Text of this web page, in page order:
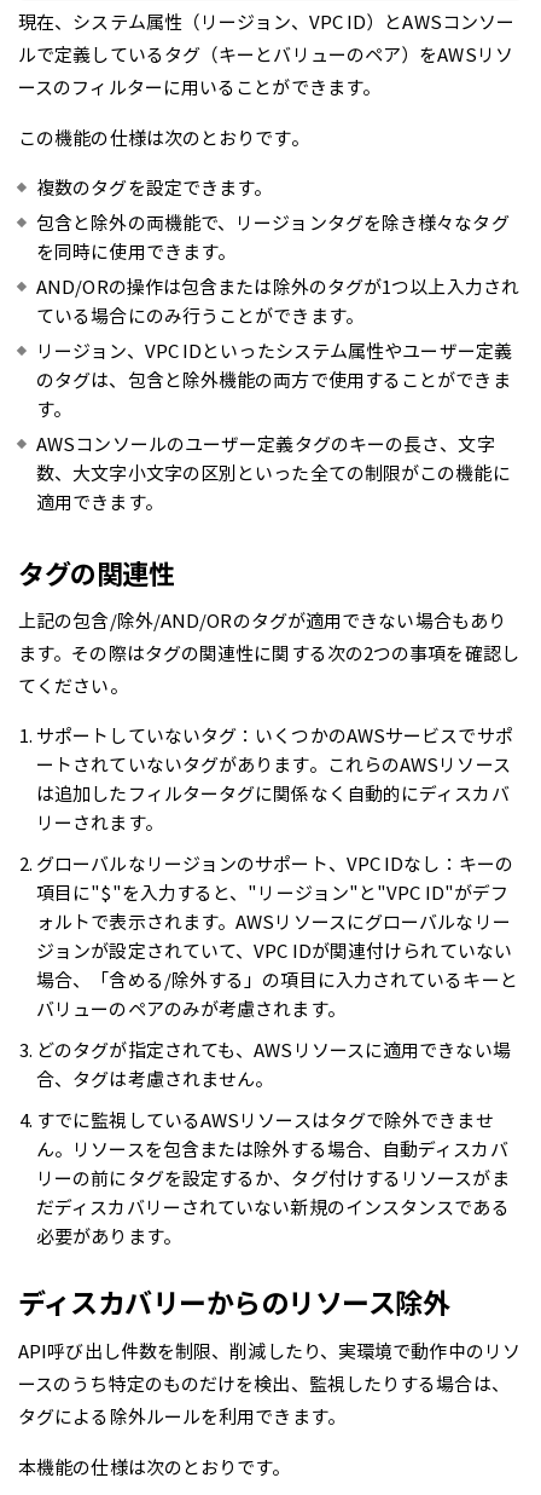
現在、システム属性（リージョン、VPC ID）とAWSコンソー
ルで定義しているタグ（キーとバリューのペア）をAWSリソ
ースのフィルターに用いることができます。
この機能の仕様は次のとおりです。
複数のタグを設定できます。
包含と除外の両機能で、リージョンタグを除き様々なタグ
を同時に使用できます。
AND/ORの操作は包含または除外のタグが1つ以上入力され
ている場合にのみ行うことができます。
リージョン、VPC IDといったシステム属性やユーザー定義
のタグは、包含と除外機能の両方で使用することができま
す。
AWSコンソールのユーザー定義タグのキーの長さ、文字
数、大文字小文字の区別といった全ての制限がこの機能に
適用できます。
タグの関連性
上記の包含/除外/AND/ORのタグが適用できない場合もあり
ます。その際はタグの関連性に関する次の2つの事項を確認し
てください。
サポートしていないタグ：いくつかのAWSサービスでサポ
ートされていないタグがあります。これらのAWSリソース
は追加したフィルタータグに関係なく自動的にディスカバ
リーされます。
グローバルなリージョンのサポート、VPC IDなし：キーの
項目に"$"を入力すると、"リージョン"と"VPC ID"がデフ
ォルトで表示されます。AWSリソースにグローバルなリー
ジョンが設定されていて、VPC IDが関連付けられていない
場合、「含める/除外する」の項目に入力されているキーと
バリューのペアのみが考慮されます。
どのタグが指定されても、AWSリソースに適用できない場
合、タグは考慮されません。
すでに監視しているAWSリソースはタグで除外できませ
ん。リソースを包含または除外する場合、自動ディスカバ
リーの前にタグを設定するか、タグ付けするリソースがま
だディスカバリーされていない新規のインスタンスである
必要があります。
ディスカバリーからのリソース除外
API呼び出し件数を制限、削減したり、実環境で動作中のリソ
ースのうち特定のものだけを検出、監視したりする場合は、
タグによる除外ルールを利用できます。
本機能の仕様は次のとおりです。